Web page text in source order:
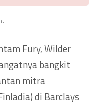
Fury, Wilder
bangkit
mitra
di Barclays